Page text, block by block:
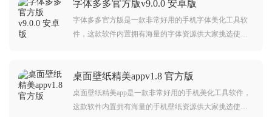
小伙伴不妨来本网站下载试试看吧。
字体多多官方版v9.0.0 安卓版
字体多多官方版是一款非常好用的手机字体美化工具软
件，这款软件内置拥有海量的字体资源供大家挑选使用
感兴趣的朋友快下载体验试试吧。
桌面壁纸精美appv1.8 官方版
桌面壁纸精美app是一款非常好用的手机美化工具软件，
这款软件内置拥有海量的手机壁纸资源供大家挑选使